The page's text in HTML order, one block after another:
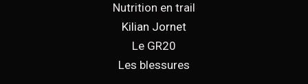
Nutrition en trail
Kilian Jornet
Le GR20
Les blessures